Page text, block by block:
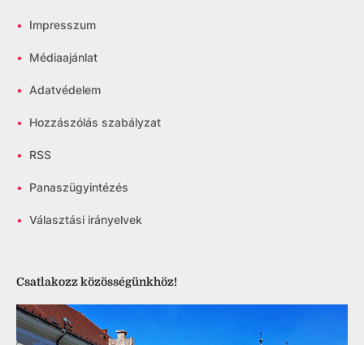
• Impresszum
• Médiaajánlat
• Adatvédelem
• Hozzászólás szabályzat
• RSS
• Panaszügyintézés
• Választási irányelvek
Csatlakozz közösségünkhöz!